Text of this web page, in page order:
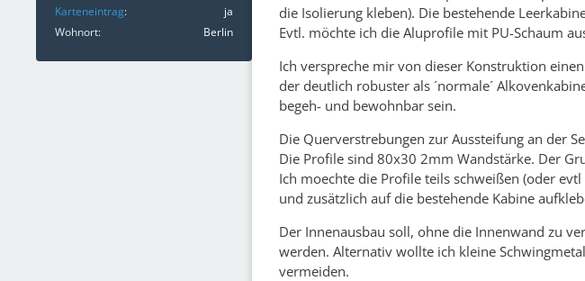
Karteneintrag
ja
Wohnort
Berlin
die Isolierung kleben). Die bestehende
Evtl. möchte ich die Aluprofile mit PU-Schaum
Ich verspreche mir von dieser Konstruktion
der deutlich robuster als ´normale´
begeh- und bewohnbar sein.
Die Querverstrebungen zur Aussteifung an der
Die Profile sind 80x30 2mm Wandstärke. Der
Ich moechte die Profile teils schweißen (oder
und zusätzlich auf die bestehende Kabine
Der Innenausbau soll, ohne die Innenwand zu
werden. Alternativ wollte ich kleine
vermeiden.